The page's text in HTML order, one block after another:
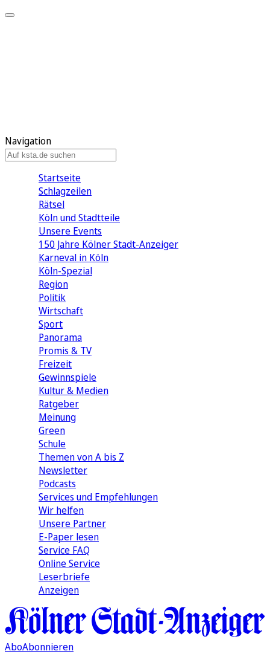
Navigation
Startseite
Schlagzeilen
Rätsel
Köln und Stadtteile
Unsere Events
150 Jahre Kölner Stadt-Anzeiger
Karneval in Köln
Köln-Spezial
Region
Politik
Wirtschaft
Sport
Panorama
Promis & TV
Freizeit
Gewinnspiele
Kultur & Medien
Ratgeber
Meinung
Green
Schule
Themen von A bis Z
Newsletter
Podcasts
Services und Empfehlungen
Wir helfen
Unsere Partner
E-Paper lesen
Service FAQ
Online Service
Leserbriefe
Anzeigen
AboAbonnieren